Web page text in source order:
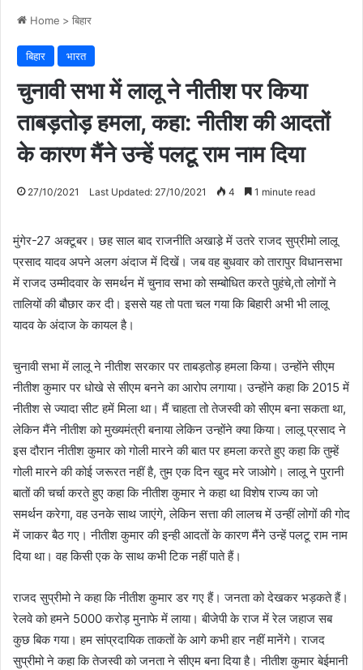
Home > बिहार
बिहार भारत
चुनावी सभा में लालू ने नीतीश पर किया
ताबड़तोड़ हमला, कहा: नीतीश की आदतों
के कारण मैंने उन्हें पलटू राम नाम दिया
27/10/2021 Last Updated: 27/10/2021 4 1 minute read
मुंगेर-27 अक्टूबर। छह साल बाद राजनीति अखाडे़ में उतरे राजद सुप्रीमो लालू
प्रसाद यादव अपने अलग अंदाज में दिखें। जब वह बुधवार को तारापुर विधानसभा
में राजद उम्मीदवार के समर्थन में चुनाव सभा को सम्बोधित करते पुहंचे,तो लोगों ने
तालियों की बौछार कर दी। इससे यह तो पता चल गया कि बिहारी अभी भी लालू
यादव के अंदाज के कायल है।
चुनावी सभा में लालू ने नीतीश सरकार पर ताबड़तोड़ हमला किया। उन्होंने सीएम
नीतीश कुमार पर धोखे से सीएम बनने का आरोप लगाया। उन्होंने कहा कि 2015 में
नीतीश से ज्यादा सीट हमें मिला था। मैं चाहता तो तेजस्वी को सीएम बना सकता था,
लेकिन मैंने नीतीश को मुख्यमंत्री बनाया लेकिन उन्होंने क्या किया। लालू प्रसाद ने
इस दौरान नीतीश कुमार को गोली मारने की बात पर हमला करते हुए कहा कि तुम्हें
गोली मारने की कोई जरूरत नहीं है, तुम एक दिन खुद मरे जाओगे। लालू ने पुरानी
बातों की चर्चा करते हुए कहा कि नीतीश कुमार ने कहा था विशेष राज्य का जो
समर्थन करेगा, वह उनके साथ जाएंगे, लेकिन सत्ता की लालच में उन्हीं लोगों की गोद
में जाकर बैठ गए। नीतीश कुमार की इन्ही आदतों के कारण मैंने उन्हें पलटू राम नाम
दिया था। वह किसी एक के साथ कभी टिक नहीं पाते हैं।
राजद सुप्रीमो ने कहा कि नीतीश कुमार डर गए हैं। जनता को देखकर भड़कते हैं।
रेलवे को हमने 5000 करोड़ मुनाफे में लाया। बीजेपी के राज में रेल जहाज सब
कुछ बिक गया। हम सांप्रदायिक ताकतों के आगे कभी हार नहीं मानेंगे। राजद
सुप्रीमो ने कहा कि तेजस्वी को जनता ने सीएम बना दिया है। नीतीश कुमार बेईमानी